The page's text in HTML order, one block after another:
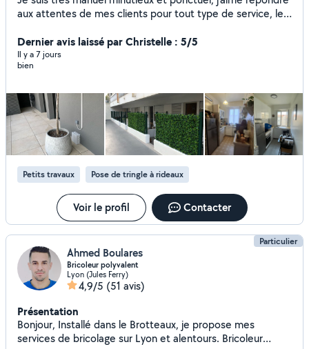
aux attentes de mes clients pour tout type de service, le
pas, devis gratuit ! Les clients sont rois. Au plaisir.
Dernier avis laissé par Christelle : 5/5
Il y a 7 jours
bien
Petits travaux Pose de tringle à rideaux
Voir le profil Contacter
Particulier
Ahmed Boulares
Bricoleur polyvalent
Lyon (Jules Ferry)
4,9/5 (51 avis)
Présentation
Bonjour, Installé dans le Brotteaux, je propose mes
services de bricolage sur Lyon et alentours. Bricoleur